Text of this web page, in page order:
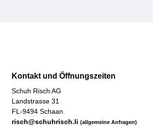
Kontakt und Öffnungszeiten
Schuh Risch AG
Landstrasse 31
FL-9494 Schaan
risch@schuhrisch.li (allgemeine Anfragen)